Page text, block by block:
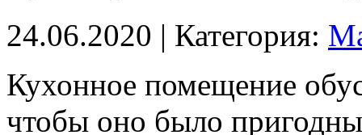
24.06.2020 | Категория:
Кухонное помещение
чтобы оно было